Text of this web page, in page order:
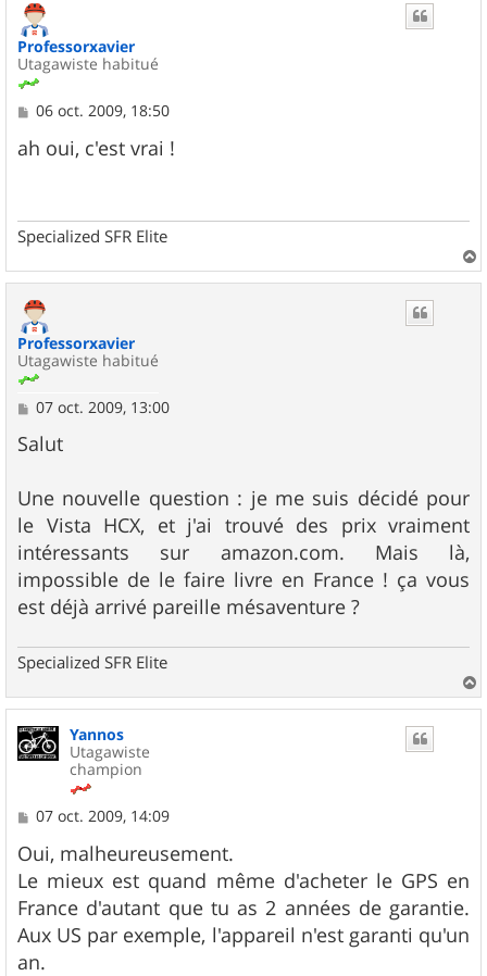
Professorxavier
Utagawiste habitué
M
s
s
06 oct. 2009, 18:50
ah oui, c'est vrai !
Specialized SFR Elite
a
Professorxavier
Utagawiste habitué
M
s
s
g
e
07 oct. 2009, 13:00
Salut
Une nouvelle question : je me suis décidé pour
le Vista HCX, et j'ai trouvé des prix vraiment
intéressants sur amazon.com. Mais là,
impossible de le faire livre en France ! ça vous
est déjà arrivé pareille mésaventure ?
Specialized SFR Elite
a
Yannos
Utagawiste
champion
M
s
s
a
g
e
07 oct. 2009, 14:09
Oui, malheureusement.
Le mieux est quand même d'acheter le GPS en
France d'autant que tu as 2 années de garantie.
Aux US par exemple, l'appareil n'est garanti qu'un
an.